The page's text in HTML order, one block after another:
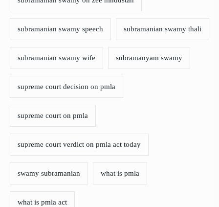
subramanian swamy speech subramanian swamy thali
subramanian swamy wife subramanyam swamy
supreme court decision on pmla
supreme court on pmla
supreme court verdict on pmla act today
swamy subramanian what is pmla
what is pmla act